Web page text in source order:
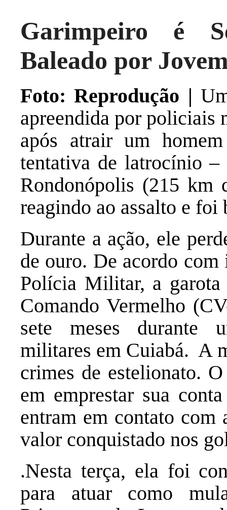
Garimpeiro é
Baleado por
Foto: Reprodução |
apreendida por policiais
após atrair um
tentativa de latrocínio
Rondonópolis (215 km
reagindo ao assalto e foi
Durante a ação, ele
de ouro. De acordo com
Polícia Militar, a
Comando Vermelho
sete meses durante
militares em Cuiabá. A
crimes de estelionato.
em emprestar sua
entram em contato com
valor conquistado nos
.Nesta terça, ela foi
para atuar como